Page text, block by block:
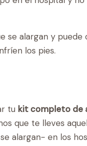
se alargan y puede
los pies.
tu kit completo de
que te lleves
alargan- en los